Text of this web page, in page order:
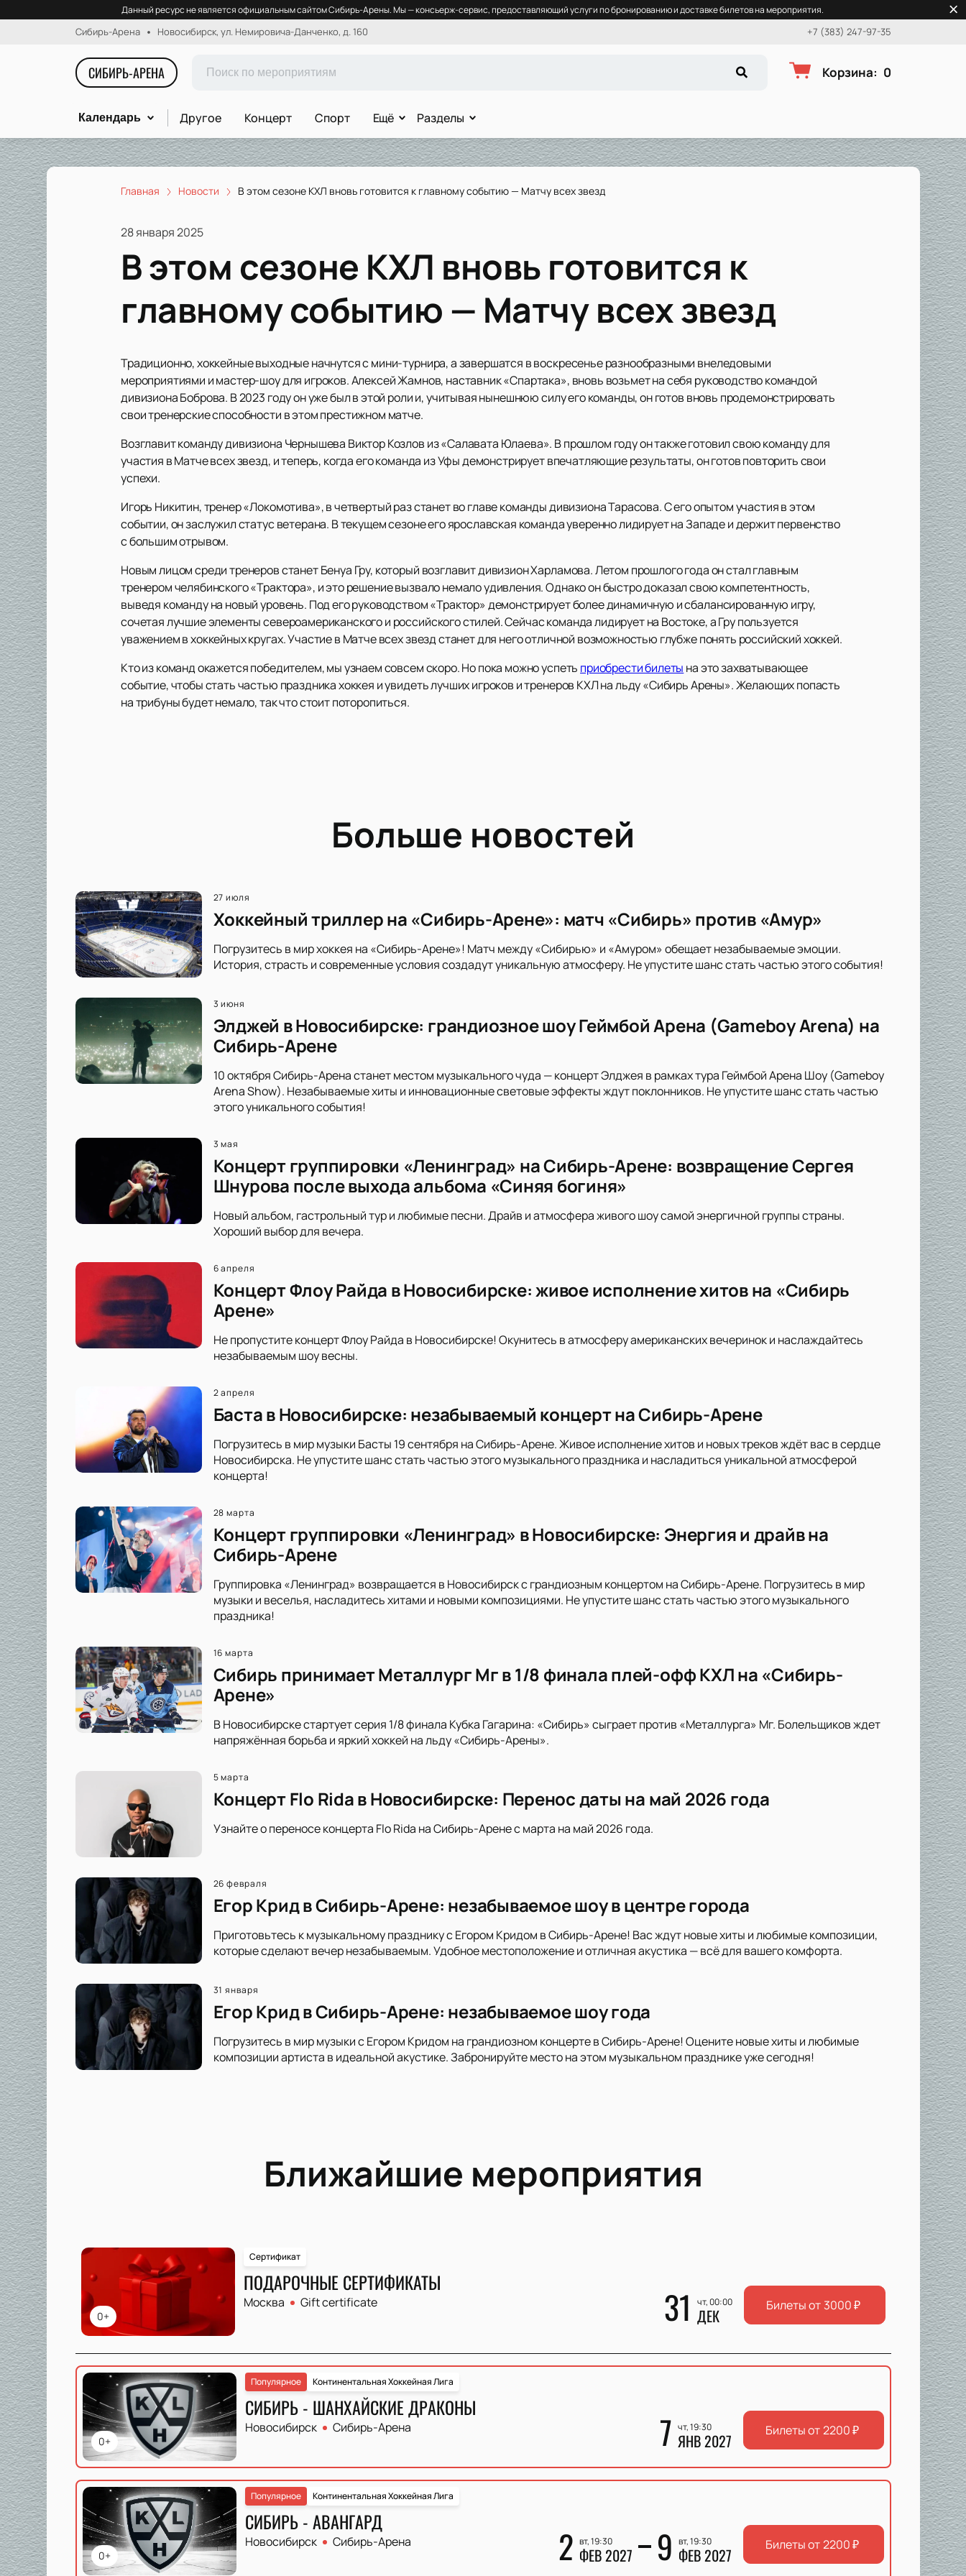
Данный ресурс не является официальным сайтом Сибирь-Арены. Мы — консьерж-сервис, предоставляющий услуги по бронированию и доставке билетов на мероприятия.
Сибирь-Арена Новосибирск, ул. Немировича-Данченко, д. 160 +7 (383) 247-97-35
СИБИРЬ-АРЕНА Корзина: 0
Календарь Другое Концерт Спорт Ещё Разделы
Главная Новости В этом сезоне КХЛ вновь готовится к главному событию — Матчу всех звезд
28 января 2025
В этом сезоне КХЛ вновь готовится к
главному событию — Матчу всех звезд
Традиционно, хоккейные выходные начнутся с мини-турнира, а завершатся в воскресенье разнообразными внеледовыми
мероприятиями и мастер-шоу для игроков. Алексей Жамнов, наставник «Спартака», вновь возьмет на себя руководство командой
дивизиона Боброва. В 2023 году он уже был в этой роли и, учитывая нынешнюю силу его команды, он готов вновь продемонстрировать
свои тренерские способности в этом престижном матче.
Возглавит команду дивизиона Чернышева Виктор Козлов из «Салавата Юлаева». В прошлом году он также готовил свою команду для
участия в Матче всех звезд, и теперь, когда его команда из Уфы демонстрирует впечатляющие результаты, он готов повторить свои
успехи.
Игорь Никитин, тренер «Локомотива», в четвертый раз станет во главе команды дивизиона Тарасова. С его опытом участия в этом
событии, он заслужил статус ветерана. В текущем сезоне его ярославская команда уверенно лидирует на Западе и держит первенство
с большим отрывом.
Новым лицом среди тренеров станет Бенуа Гру, который возглавит дивизион Харламова. Летом прошлого года он стал главным
тренером челябинского «Трактора», и это решение вызвало немало удивления. Однако он быстро доказал свою компетентность,
выведя команду на новый уровень. Под его руководством «Трактор» демонстрирует более динамичную и сбалансированную игру,
сочетая лучшие элементы североамериканского и российского стилей. Сейчас команда лидирует на Востоке, а Гру пользуется
уважением в хоккейных кругах. Участие в Матче всех звезд станет для него отличной возможностью глубже понять российский хоккей.
Кто из команд окажется победителем, мы узнаем совсем скоро. Но пока можно успеть приобрести билеты на это захватывающее
событие, чтобы стать частью праздника хоккея и увидеть лучших игроков и тренеров КХЛ на льду «Сибирь Арены». Желающих попасть
на трибуны будет немало, так что стоит поторопиться.
Больше новостей
27 июля
Хоккейный триллер на «Сибирь-Арене»: матч «Сибирь» против «Амур»
Погрузитесь в мир хоккея на «Сибирь-Арене»! Матч между «Сибирью» и «Амуром» обещает незабываемые эмоции.
История, страсть и современные условия создадут уникальную атмосферу. Не упустите шанс стать частью этого события!
3 июня
Элджей в Новосибирске: грандиозное шоу Геймбой Арена (Gameboy Arena) на
Сибирь-Арене
10 октября Сибирь-Арена станет местом музыкального чуда — концерт Элджея в рамках тура Геймбой Арена Шоу (Gameboy
Arena Show). Незабываемые хиты и инновационные световые эффекты ждут поклонников. Не упустите шанс стать частью
этого уникального события!
3 мая
Концерт группировки «Ленинград» на Сибирь-Арене: возвращение Сергея
Шнурова после выхода альбома «Синяя богиня»
Новый альбом, гастрольный тур и любимые песни. Драйв и атмосфера живого шоу самой энергичной группы страны.
Хороший выбор для вечера.
6 апреля
Концерт Флоу Райда в Новосибирске: живое исполнение хитов на «Сибирь
Арене»
Не пропустите концерт Флоу Райда в Новосибирске! Окунитесь в атмосферу американских вечеринок и наслаждайтесь
незабываемым шоу весны.
2 апреля
Баста в Новосибирске: незабываемый концерт на Сибирь-Арене
Погрузитесь в мир музыки Басты 19 сентября на Сибирь-Арене. Живое исполнение хитов и новых треков ждёт вас в сердце
Новосибирска. Не упустите шанс стать частью этого музыкального праздника и насладиться уникальной атмосферой
концерта!
28 марта
Концерт группировки «Ленинград» в Новосибирске: Энергия и драйв на
Сибирь-Арене
Группировка «Ленинград» возвращается в Новосибирск с грандиозным концертом на Сибирь-Арене. Погрузитесь в мир
музыки и веселья, насладитесь хитами и новыми композициями. Не упустите шанс стать частью этого музыкального
праздника!
16 марта
Сибирь принимает Металлург Мг в 1/8 финала плей-офф КХЛ на «Сибирь-
Арене»
В Новосибирске стартует серия 1/8 финала Кубка Гагарина: «Сибирь» сыграет против «Металлурга» Мг. Болельщиков ждет
напряжённая борьба и яркий хоккей на льду «Сибирь-Арены».
5 марта
Концерт Flo Rida в Новосибирске: Перенос даты на май 2026 года
Узнайте о переносе концерта Flo Rida на Сибирь-Арене с марта на май 2026 года.
26 февраля
Егор Крид в Сибирь-Арене: незабываемое шоу в центре города
Приготовьтесь к музыкальному празднику с Егором Кридом в Сибирь-Арене! Вас ждут новые хиты и любимые композиции,
которые сделают вечер незабываемым. Удобное местоположение и отличная акустика — всё для вашего комфорта.
31 января
Егор Крид в Сибирь-Арене: незабываемое шоу года
Погрузитесь в мир музыки с Егором Кридом на грандиозном концерте в Сибирь-Арене! Оцените новые хиты и любимые
композиции артиста в идеальной акустике. Забронируйте место на этом музыкальном празднике уже сегодня!
Ближайшие мероприятия
0+
Сертификат
ПОДАРОЧНЫЕ СЕРТИФИКАТЫ
Москва Gift certificate 31 чт, 00:00
ДЕК Билеты от 3000₽
0+
Континентальная Хоккейная Лига
Популярное
СИБИРЬ - ШАНХАЙСКИЕ ДРАКОНЫ
Новосибирск Сибирь-Арена 7 чт, 19:30
ЯНВ 2027 Билеты от 2200₽
0+
Континентальная Хоккейная Лига
Популярное
СИБИРЬ - АВАНГАРД
Новосибирск Сибирь-Арена 2 вт, 19:30
ФЕВ 2027 9 вт, 19:30
ФЕВ 2027 Билеты от 2200₽